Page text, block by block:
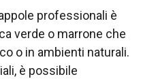
professionali è
verde o marrone che
o in ambienti naturali.
è possibile